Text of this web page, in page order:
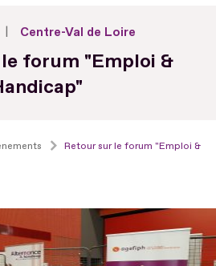
Centre-Val de Loire
forum "Emploi &
Retour sur le forum "Emploi &